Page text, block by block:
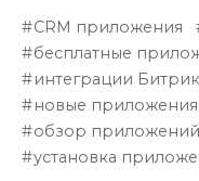
CRM приложения
бесплатные
интеграции
новые
обзор приложений
установка